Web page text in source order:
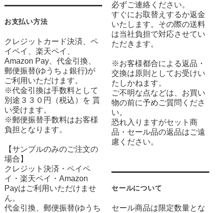
お支払い方法
クレジットカード決済、ペ
イペイ、楽天ペイ、
Amazon Pay、代金引換、
郵便振替(ゆうちょ銀行)が
ご利用いただけます。
※代金引換は手数料として
別途３３０円（税込）を 貰
い受けます。
※郵便振替手数料はお客様
負担となります。
【サンプルのみのご注文の
場合】
クレジット決済・ペイペ
イ・楽天ペイ・Amazon
Payはご利用いただけませ
ん。
代金引換、郵便振替(ゆうち
必ずご連絡ください。
すぐにお取替えするか返金
いたします。その際の送料
は当社負担で対応させてい
ただきます。
※お客様都合による返品・
交換は原則としてお受けい
たしかねます。
ご不明な点などは、お買い
物の前に予めご質問くださ
い。
恐れ入りますがセット商
品・セール品の返品はご遠
慮ください。
セールについて
セール商品は限定数量とな